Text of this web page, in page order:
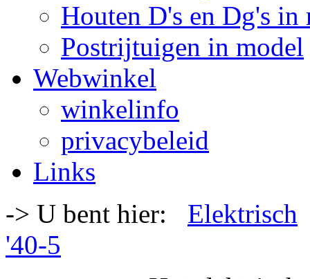
Houten D's en Dg's in
Postrijtuigen in model
Webwinkel
winkelinfo
privacybeleid
Links
-> U bent hier: Elektrisch
'40-5